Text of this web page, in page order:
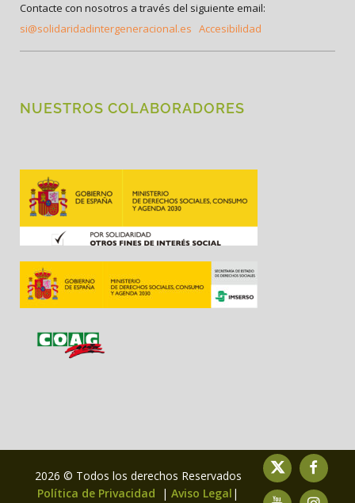
Contacte con nosotros a través del siguiente email:
si@solidaridadintergeneracional.es Accesibilidad
NUESTROS COLABORADORES
2026 © Todos los derechos Reservados
Política de Privacidad
| Aviso Legal |